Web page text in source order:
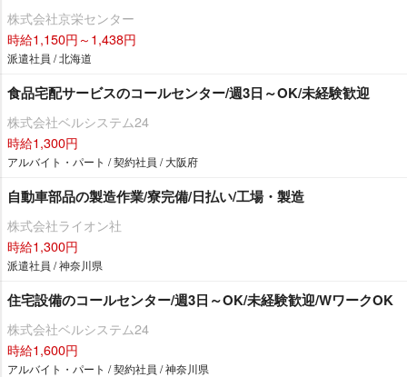
株式会社京栄センター
時給1,150円～1,438円
派遣社員 / 北海道
食品宅配サービスのコールセンター/週3日～OK/未経験歓迎
株式会社ベルシステム24
時給1,300円
アルバイト・パート / 契約社員 / 大阪府
自動車部品の製造作業/寮完備/日払い/工場・製造
株式会社ライオン社
時給1,300円
派遣社員 / 神奈川県
住宅設備のコールセンター/週3日～OK/未経験歓迎/WワークOK
株式会社ベルシステム24
時給1,600円
アルバイト・パート / 契約社員 / 神奈川県